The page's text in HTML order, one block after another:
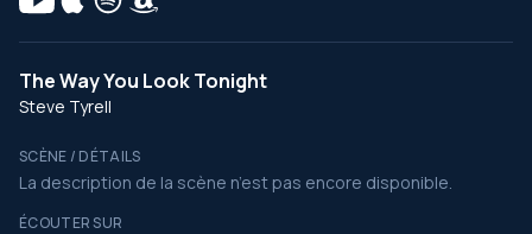
The Way You Look Tonight
Steve Tyrell
SCÈNE / DÉTAILS
La description de la scène n’est pas encore disponible.
ÉCOUTER SUR